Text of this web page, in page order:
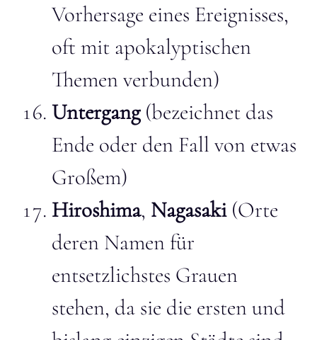
Vorhersage eines Ereignisses,
oft mit apokalyptischen
Themen verbunden)
Untergang(bezeichnet das
Ende oder den Fall von etwas
Großem)
Hiroshima, Nagasaki (Orte
deren Namen für
entsetzlichstes Grauen
stehen, da sie die ersten und